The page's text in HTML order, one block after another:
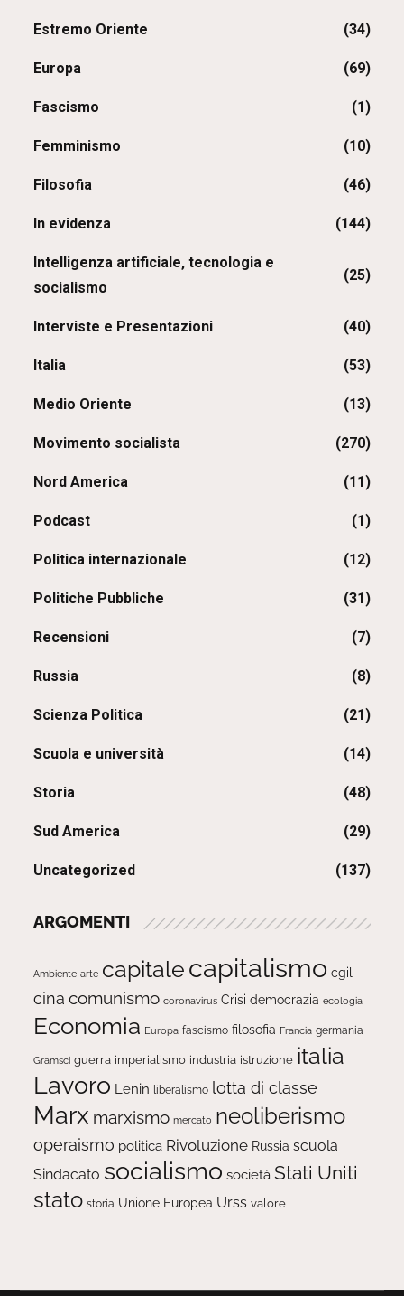
Estremo Oriente (34)
Europa (69)
Fascismo (1)
Femminismo (10)
Filosofia (46)
In evidenza (144)
Intelligenza artificiale, tecnologia e
socialismo
(25)
Interviste e Presentazioni (40)
Italia (53)
Medio Oriente (13)
Movimento socialista (270)
Nord America (11)
Podcast (1)
Politica internazionale (12)
Politiche Pubbliche (31)
Recensioni (7)
Russia (8)
Scienza Politica (21)
Scuola e università (14)
Storia (48)
Sud America (29)
Uncategorized (137)
ARGOMENTI
Ambiente arte capitale capitalismo cgil
cina comunismo coronavirus Crisi democrazia ecologia
Economia Europa fascismo filosofia Francia germania
Gramsci guerra imperialismo industria istruzione italia
Lavoro Lenin liberalismo lotta di classe
Marx marxismo mercato neoliberismo
operaismo politica Rivoluzione Russia scuola
Sindacato socialismo società Stati Uniti
stato storia Unione Europea Urss valore